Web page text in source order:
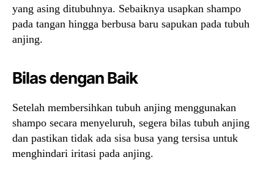
yang asing ditubuhnya. Sebaiknya usapkan shampo
pada tangan hingga berbusa baru sapukan pada tubuh
anjing.
Bilas dengan Baik
Setelah membersihkan tubuh anjing menggunakan
shampo secara menyeluruh, segera bilas tubuh anjing
dan pastikan tidak ada sisa busa yang tersisa untuk
menghindari iritasi pada anjing.